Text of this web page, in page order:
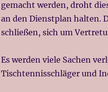
gemacht werden, droht
an den Dienstplan halten.
schließen, sich um
Es werden viele Sachen
Tischtennisschläger und